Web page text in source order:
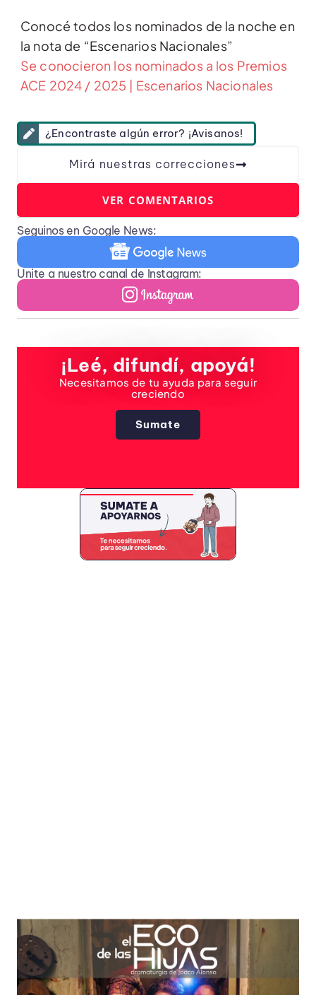
Conocé todos los nominados de la noche en
la nota de “Escenarios Nacionales”
Se conocieron los nominados a los Premios
ACE 2024 / 2025 | Escenarios Nacionales
¿Encontraste algún error? ¡Avisanos!
Mirá nuestras correcciones
VER COMENTARIOS
Seguinos en Google News:
Unite a nuestro canal de Instagram:
¡Leé, difundí, apoyá!
Necesitamos de tu ayuda para seguir
creciendo
Sumate